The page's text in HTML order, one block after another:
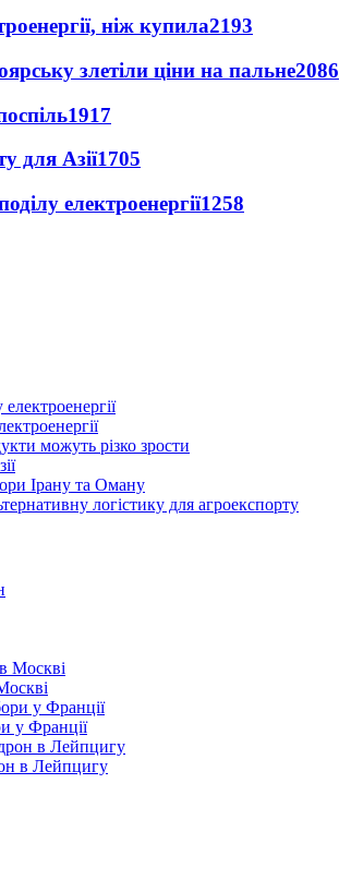
ніж купила2193
злетіли ціни на пальне2086
1917
для Азії1705
електроенергії1258
можуть різко зрости
Ірану та Оману
логістику для агроекспорту
у Франції
в Лейпцигу